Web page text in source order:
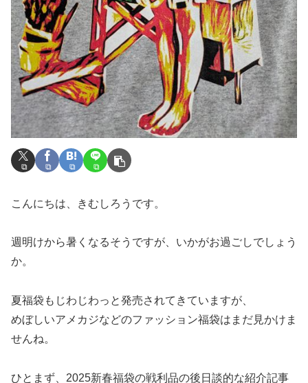
こんにちは、きむしろうです。
週明けから暑くなるそうですが、いかがお過ごしでしょう
か。
夏福袋もじわじわっと発売されてきていますが、
めぼしいアメカジなどのファッション福袋はまだ見かけま
せんね。
ひとまず、2025新春福袋の戦利品の後日談的な紹介記事